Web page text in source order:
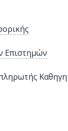
Επιστημών